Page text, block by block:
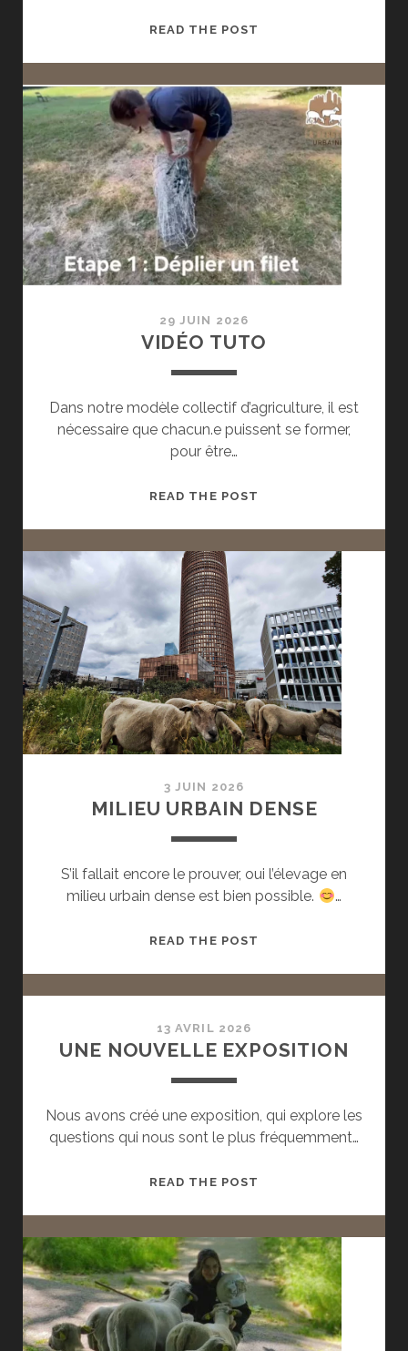
READ THE POST
29 JUIN 2026
VIDÉO TUTO
Dans notre modèle collectif d’agriculture, il est
nécessaire que chacun.e puissent se former,
pour être…
READ THE POST
3 JUIN 2026
MILIEU URBAIN DENSE
S’il fallait encore le prouver, oui l’élevage en
milieu urbain dense est bien possible.
…
READ THE POST
13 AVRIL 2026
UNE NOUVELLE EXPOSITION
Nous avons créé une exposition, qui explore les
questions qui nous sont le plus fréquemment…
READ THE POST